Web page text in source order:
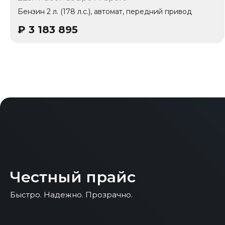
1 владелец
Бензин 2 л. (178 л.с.), автомат, передний привод
₽ 3 183 895
Честный прайс
Быстро. Надежно. Прозрачно.